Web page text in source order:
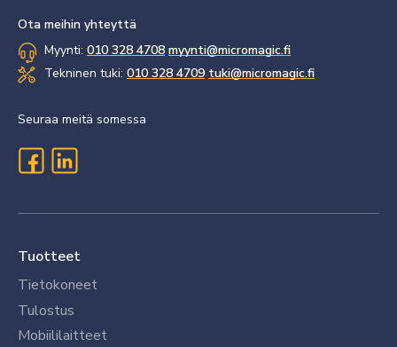
Ota meihin yhteyttä
Myynti: 010 328 4708 myynti@micromagic.fi
Tekninen tuki: 010 328 4709 tuki@micromagic.fi
Seuraa meitä somessa
Tuotteet
Tietokoneet
Tulostus
Mobiililaitteet